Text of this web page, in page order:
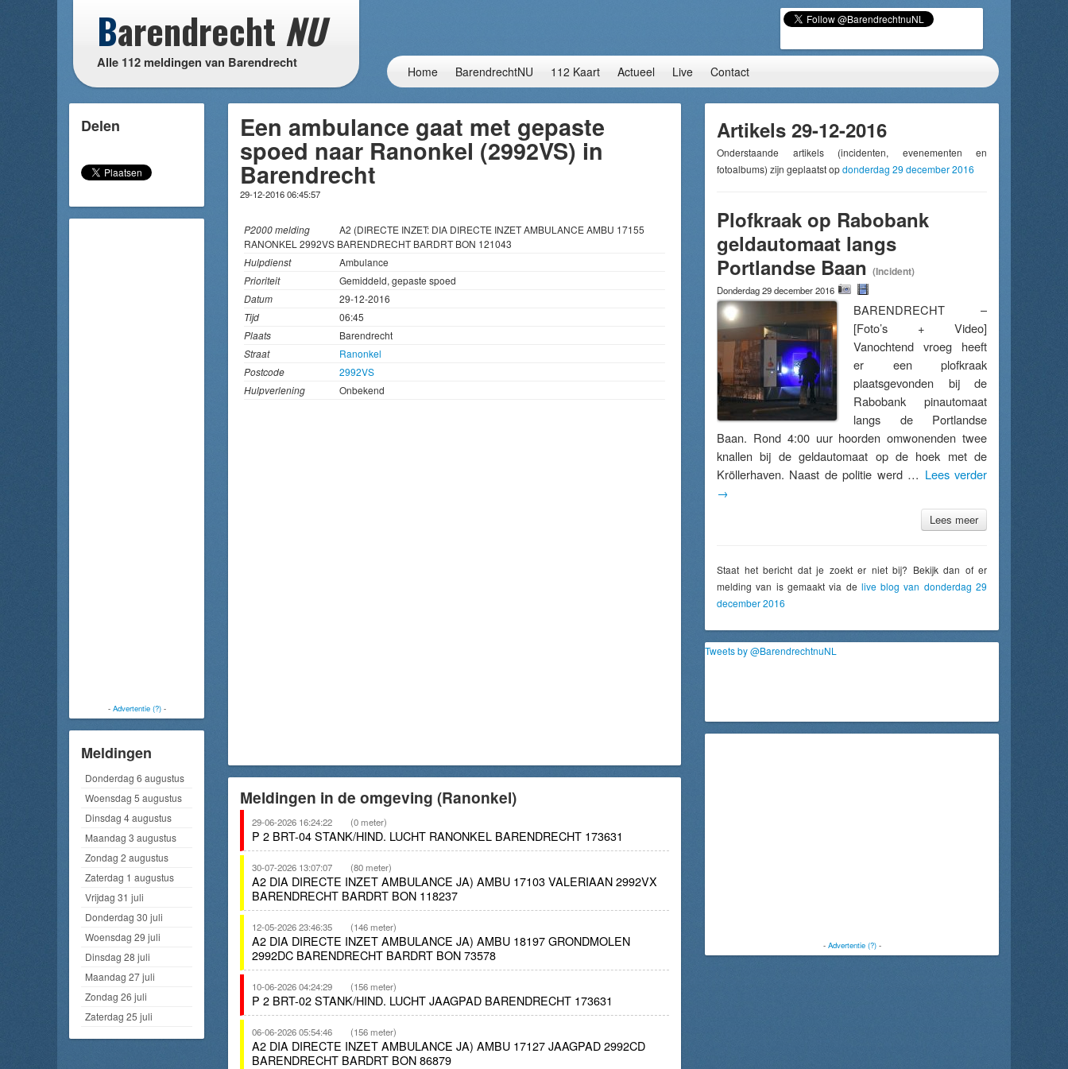
Barendrecht NU
Alle 112 meldingen van Barendrecht
Home BarendrechtNU 112 Kaart Actueel Live Contact
Delen
- Advertentie (?)-
Meldingen
Donderdag 6 augustus
Woensdag 5 augustus
Dinsdag 4 augustus
Maandag 3 augustus
Zondag 2 augustus
Zaterdag 1 augustus
Vrijdag 31 juli
Donderdag 30 juli
Woensdag 29 juli
Dinsdag 28 juli
Maandag 27 juli
Zondag 26 juli
Zaterdag 25 juli
Een ambulance gaat met gepaste
spoed naar Ranonkel (2992VS) in
Barendrecht
29-12-2016 06:45:57
P2000 melding
A2 (DIRECTE INZET: DIA DIRECTE INZET AMBULANCE AMBU 17155
RANONKEL 2992VS BARENDRECHT BARDRT BON 121043
Hulpdienst
Ambulance
Prioriteit
Gemiddeld, gepaste spoed
Datum
29-12-2016
Tijd
06:45
Plaats
Barendrecht
Straat
Ranonkel
Postcode
2992VS
Hulpverlening
Onbekend
Meldingen in de omgeving (Ranonkel)
29-06-2026 16:24:22 (0 meter)
P 2 BRT-04 STANK/HIND. LUCHT RANONKEL BARENDRECHT 173631
30-07-2026 13:07:07 (80 meter)
A2 DIA DIRECTE INZET AMBULANCE JA) AMBU 17103 VALERIAAN 2992VX
BARENDRECHT BARDRT BON 118237
12-05-2026 23:46:35 (146 meter)
A2 DIA DIRECTE INZET AMBULANCE JA) AMBU 18197 GRONDMOLEN
2992DC BARENDRECHT BARDRT BON 73578
10-06-2026 04:24:29 (156 meter)
P 2 BRT-02 STANK/HIND. LUCHT JAAGPAD BARENDRECHT 173631
06-06-2026 05:54:46 (156 meter)
A2 DIA DIRECTE INZET AMBULANCE JA) AMBU 17127 JAAGPAD 2992CD
BARENDRECHT BARDRT BON 86879
Artikels 29-12-2016
Onderstaande artikels (incidenten, evenementen en
fotoalbums) zijn geplaatst opdonderdag 29 december 2016
Plofkraak op Rabobank
geldautomaat langs
Portlandse Baan (Incident)
Donderdag 29 december 2016
BARENDRECHT –
[Foto’s + Video]
Vanochtend vroeg heeft
er een plofkraak
plaatsgevonden bij de
Rabobank pinautomaat
langs de Portlandse
Baan. Rond 4:00 uur hoorden omwonenden twee
knallen bij de geldautomaat op de hoek met de
Kröllerhaven. Naast de politie werd … Lees verder
→
Lees meer
Staat het bericht dat je zoekt er niet bij? Bekijk dan of er
melding van is gemaakt via de live blog van donderdag 29
december 2016
Tweets by @BarendrechtnuNL
- Advertentie (?)-